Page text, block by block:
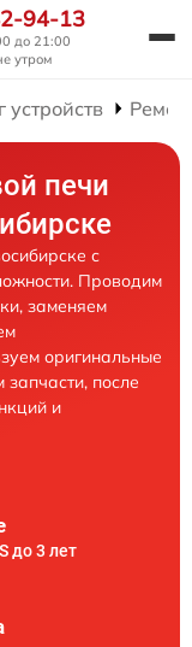
94-13
до 21:00
утром
устройств
печи
с
Проводим
заменяем
оригинальные
после
и
до 3 лет